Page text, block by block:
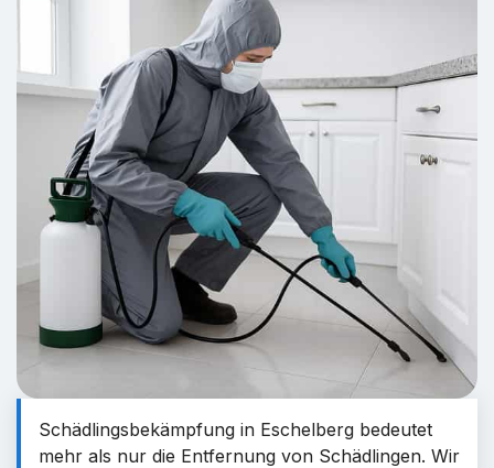
Schädlingsbekämpfung in Eschelberg bedeutet
mehr als nur die Entfernung von Schädlingen. Wir